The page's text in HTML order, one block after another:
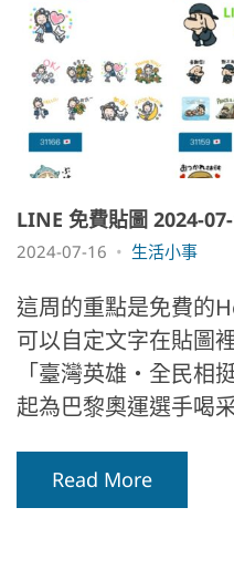
LINE 免費貼圖 2024-
2024-07-16 生活小事
這周的重點是免費的
可以自定文字在貼圖
「臺灣英雄・全民相
起為巴黎奧運選手喝
Read More